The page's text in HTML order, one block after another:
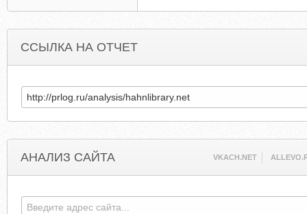
ССЫЛКА НА ОТЧЕТ
АНАЛИЗ САЙТА VKACH.NET